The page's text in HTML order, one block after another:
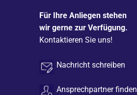
Für Ihre Anliegen stehen
wir gerne zur Verfügung.
Kontaktieren Sie uns!
Nachricht schreiben
Ansprechpartner finden